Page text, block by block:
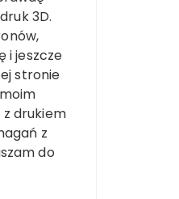
3D.
i jeszcze
stronie
drukiem
z
do